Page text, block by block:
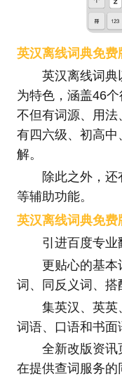
英汉离线词典免费
英汉离线词典
为特色，涵盖46
不但有词源、用
有四六级、初高
解。
除此之外，
等辅助功能。
英汉离线词典免费
引进百度专业
更贴心的基
词、同反义词、搭
集英汉、英英
词语、口语和书面
全新改版资讯
在提供查词服务